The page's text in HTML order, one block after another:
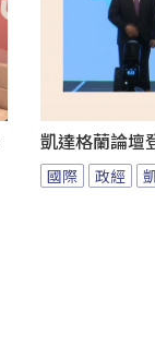
凱達格蘭論壇
國際 政經